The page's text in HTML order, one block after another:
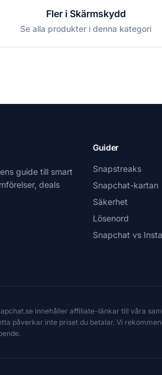
Fler i Skärmskydd
Se alla produkter i denna kategori
guide till smart
deals
Guider
Snapstreaks
Snapchat-kartan
Säkerhet
Lösenord
Snapchat vs
innehåller affiliate-länkar till våra
påverkar inte priset du betalar. Vi